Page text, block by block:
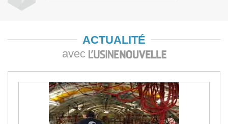
ACTUALITÉ
avec